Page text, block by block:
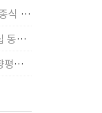
심리학과 최인철 교수 연구팀ㆍ생명과학부 천종식 교수 연구팀, 장내 마이크로바이옴과 정서적 웰빙간 관계 규명
물리천문학부 박건식 교수 연구팀, 지문의 그립 동작에서의 역할 및 원리 규명
환경대학원 정수종 교수 연구팀, 기후변화 영향평가 모형을 통해 기후변화에 따른 급격한 토양수분의 감소가 발생하는 지역과 시간을 규명